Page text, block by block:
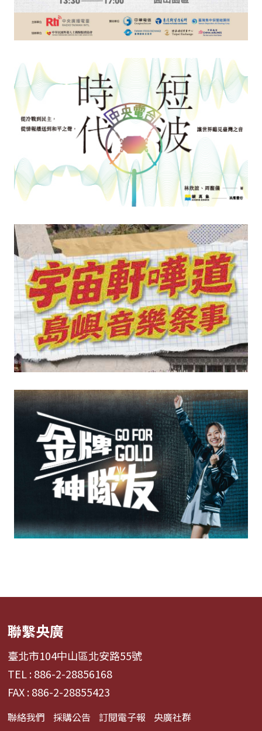
聯繫央廣
臺北市104中山區北安路55號
TEL : 886-2-28856168
FAX : 886-2-28855423
聯絡我們 採購公告 訂閱電子報 央廣社群